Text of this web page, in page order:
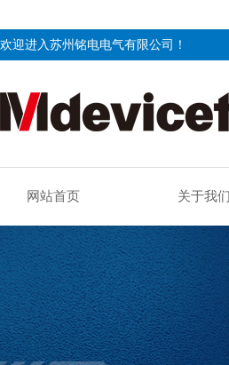
欢迎进入苏州铭电电气有限公司！
网站首页 关于我们